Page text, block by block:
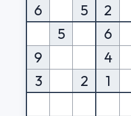
6
5 2
5
6
9
4
3
2 1